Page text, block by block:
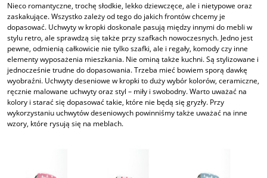
Nieco romantyczne, trochę słodkie, lekko dziewczęce, ale i nietypowe oraz
zaskakujące. Wszystko zależy od tego do jakich frontów chcemy je
dopasować. Uchwyty w kropki doskonale pasują między innymi do mebli w
stylu retro, ale sprawdzą się także przy szafkach nowoczesnych. Jedno jest
pewne, odmienią całkowicie nie tylko szafki, ale i regały, komody czy inne
elementy wyposażenia mieszkania. Nie ominą także kuchni. Są stylizowane i
jednocześnie trudne do dopasowania. Trzeba mieć bowiem sporą dawkę
wyobraźni. Uchwyty deseniowe w kropki to duży wybór kolorów, ceramiczne,
ręcznie malowane uchwyty oraz styl – miły i swobodny. Warto uważać na
kolory i starać się dopasować takie, które nie będą się gryzły. Przy
wykorzystaniu uchwytów deseniowych powinniśmy także uważać na inne
wzory, które rysują się na meblach.